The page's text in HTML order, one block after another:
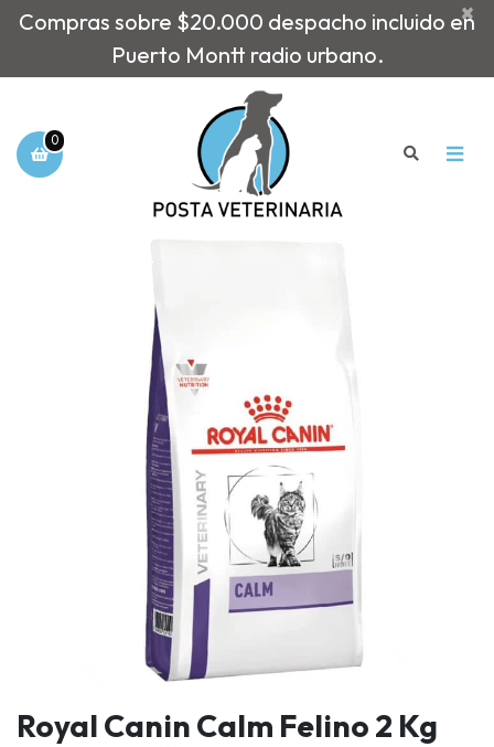
Compras sobre $20.000 despacho incluido en
Puerto Montt radio urbano.
×
0
Royal Canin Calm Felino 2 Kg